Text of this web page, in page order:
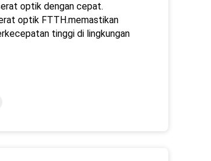
optik dengan cepat.
optik FTTH.memastikan
tinggi di lingkungan